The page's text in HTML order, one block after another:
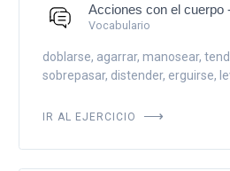
Acciones con el cuerpo
Vocabulario
doblarse, agarrar, manosear,
sobrepasar, distender, erguirse,
IR AL EJERCICIO